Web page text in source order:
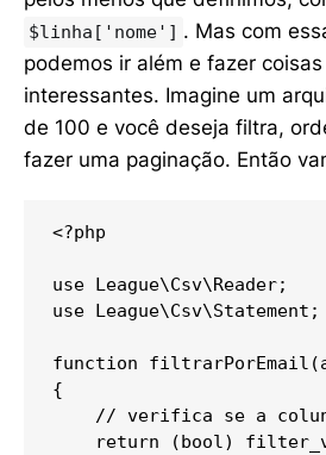
$linha['nome'] . Mas com
podemos ir além e fazer
interessantes. Imagine um
de 100 e você deseja filtra,
fazer uma paginação. Então
<?php
use League\Csv\Reader;
use League\Csv\Statement;
function
{
// verifica se a
return (bool)